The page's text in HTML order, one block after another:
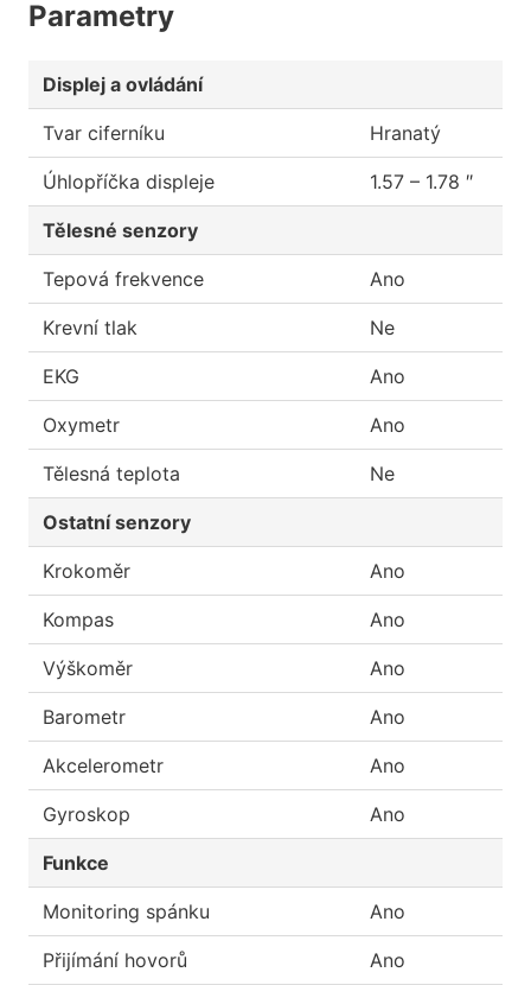
Parametry
Displej a ovládání
Tvar ciferníku Hranatý
Úhlopříčka displeje 1.57 – 1.78 ″
Tělesné senzory
Tepová frekvence Ano
Krevní tlak Ne
EKG Ano
Oxymetr Ano
Tělesná teplota Ne
Ostatní senzory
Krokoměr Ano
Kompas Ano
Výškoměr Ano
Barometr Ano
Akcelerometr Ano
Gyroskop Ano
Funkce
Monitoring spánku Ano
Přijímání hovorů Ano